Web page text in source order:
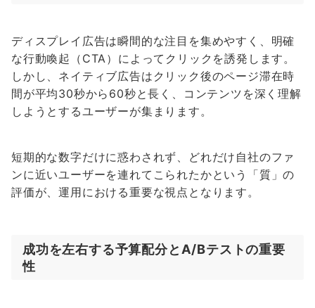
ディスプレイ広告は瞬間的な注目を集めやすく、明確
な行動喚起（CTA）によってクリックを誘発します。
しかし、ネイティブ広告はクリック後のページ滞在時
間が平均30秒から60秒と長く、コンテンツを深く理解
しようとするユーザーが集まります。
短期的な数字だけに惑わされず、どれだけ自社のファ
ンに近いユーザーを連れてこられたかという「質」の
評価が、運用における重要な視点となります。
成功を左右する予算配分とA/Bテストの重要
性